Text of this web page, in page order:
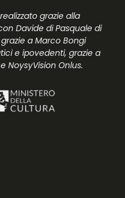
grazie alla
Davide di Pasquale di
a Marco Bongi
e ipovedenti, grazie a
NoysyVision Onlus.